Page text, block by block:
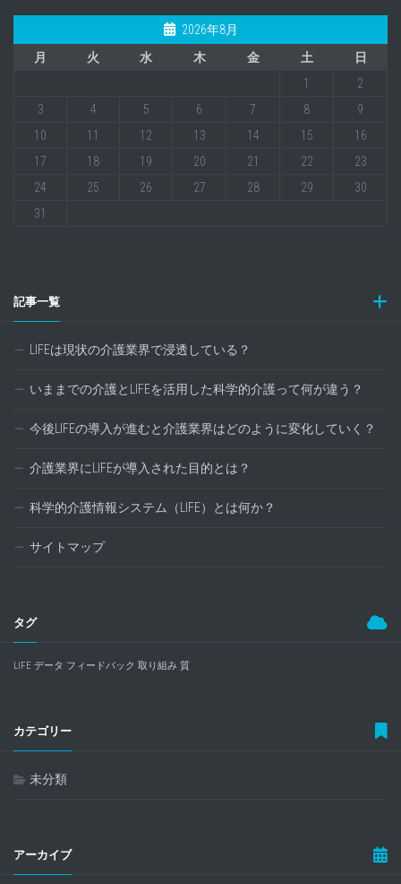
2026年8月
月
火 水 木 金 土
日
1
2
3
4 5 6 7 8
9
10
11 12 13 14 15
16
17
18 19 20 21 22
23
24
25 26 27 28 29
30
31
記事一覧
LIFEは現状の介護業界で浸透している？
いままでの介護とLIFEを活用した科学的介護って何が違う？
今後LIFEの導入が進むと介護業界はどのように変化していく？
介護業界にLIFEが導入された目的とは？
科学的介護情報システム（LIFE）とは何か？
サイトマップ
タグ
LIFE データ フィードバック 取り組み 質
カテゴリー
未分類
アーカイブ